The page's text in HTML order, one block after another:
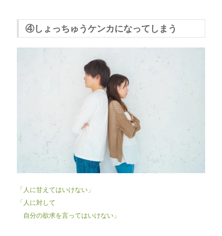
④しょっちゅうケンカになってしまう
「人に甘えてはいけない」
「人に対して
自分の欲求を言ってはいけない」